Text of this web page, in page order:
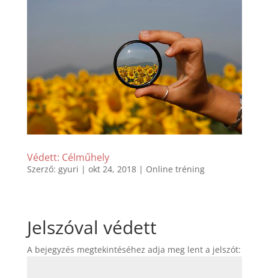
Védett: Célműhely
Szerző: gyuri | okt 24, 2018| Online tréning
Jelszóval védett
A bejegyzés megtekintéséhez adja meg lent a jelszót: